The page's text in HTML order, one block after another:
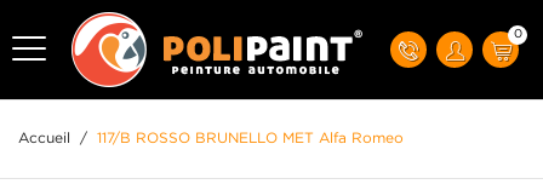
0
Accueil / 117/B ROSSO BRUNELLO MET Alfa Romeo